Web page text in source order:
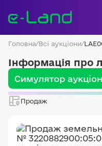
Головна/Всі аукціони/
Інформація про
Симулятор
Продаж